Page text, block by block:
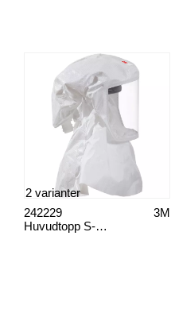
Huvudtopp S-433 till Versaflo
3M
242229
2 varianter